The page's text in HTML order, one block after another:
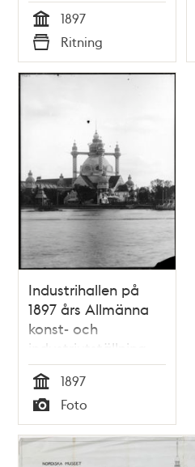
Kungsträdgården
och på
angränsande
platser
Tid
1897
Typ
Ritning
Industrihallen på
1897 års Allmänna
konst- och
industriutställning
på Djurgården
Tid
1897
Typ
Foto